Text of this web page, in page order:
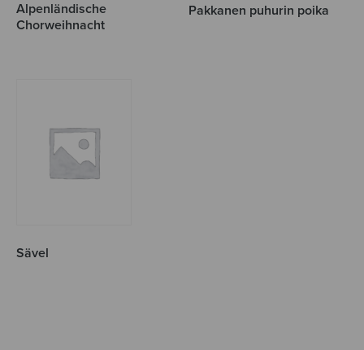
Alpenländische
Chorweihnacht
Pakkanen puhurin poika
Sävel